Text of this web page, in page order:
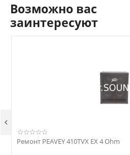
Возможно вас
заинтересуют
Ремонт PEAVEY 410TVX EX 4 Ohm
